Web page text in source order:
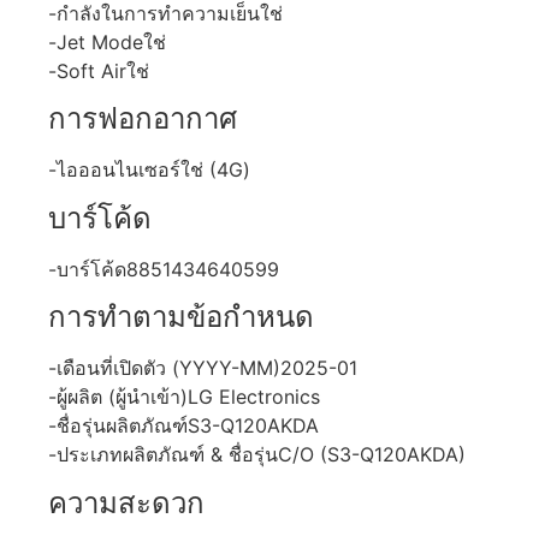
-กำลังในการทำความเย็นใช่
-Jet Modeใช่
-Soft Airใช่
การฟอกอากาศ
-ไอออนไนเซอร์ใช่ (4G)
บาร์โค้ด
-บาร์โค้ด8851434640599
การทำตามข้อกำหนด
-เดือนที่เปิดตัว (YYYY-MM)2025-01
-ผู้ผลิต (ผู้นำเข้า)LG Electronics
-ชื่อรุ่นผลิตภัณฑ์S3-Q120AKDA
-ประเภทผลิตภัณฑ์ & ชื่อรุ่นC/O (S3-Q120AKDA)
ความสะดวก